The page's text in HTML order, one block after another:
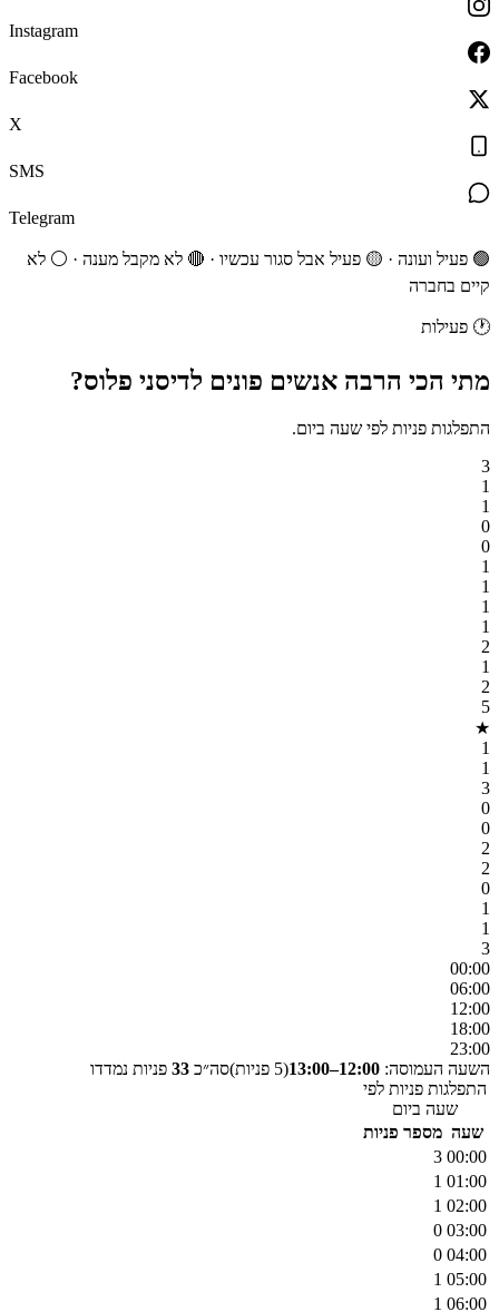
Instagram
Facebook
X
SMS
Telegram
🟢 פעיל ועונה · 🟡 פעיל אבל סגור עכשיו · 🔴 לא מקבל מענה · ⚪ לא
קיים בחברה
🕐 פעילות
מתי הכי הרבה אנשים פונים לדיסני פלוס?
התפלגות פניות לפי שעה ביום.
3
1
1
0
0
1
1
1
1
2
1
2
5
★
1
1
3
0
0
2
2
0
1
1
3
00:00
06:00
12:00
18:00
23:00
השעה העמוסה: 12:00–13:00
(
5 פניות)סה״כ 33 פניות נמדדו
התפלגות פניות לפי
שעה ביום
שעה מספר פניות
00:00
3
01 :00
1
02:00
1
03:00
0
04:00
0
05:00
1
06:00
1